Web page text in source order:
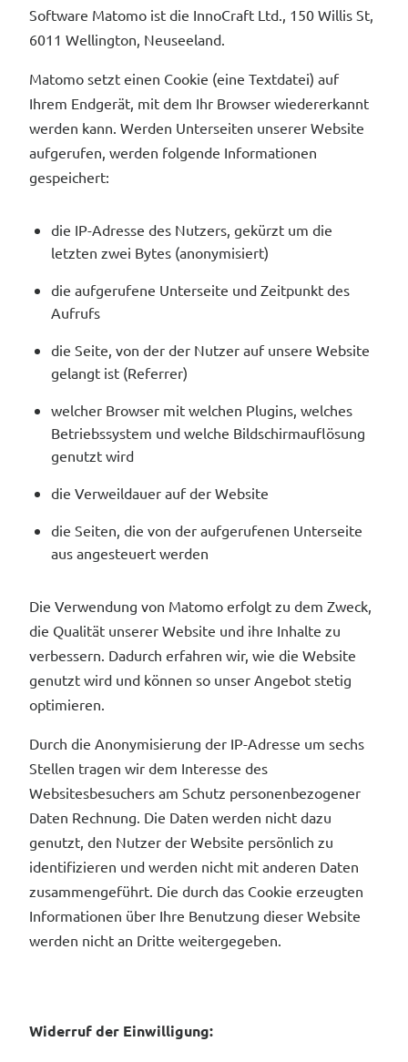
Software Matomo ist die InnoCraft Ltd., 150 Willis St,
6011 Wellington, Neuseeland.
Matomo setzt einen Cookie (eine Textdatei) auf
Ihrem Endgerät, mit dem Ihr Browser wiedererkannt
werden kann. Werden Unterseiten unserer Website
aufgerufen, werden folgende Informationen
gespeichert:
die IP-Adresse des Nutzers, gekürzt um die
letzten zwei Bytes (anonymisiert)
die aufgerufene Unterseite und Zeitpunkt des
Aufrufs
die Seite, von der der Nutzer auf unsere Website
gelangt ist (Referrer)
welcher Browser mit welchen Plugins, welches
Betriebssystem und welche Bildschirmauflösung
genutzt wird
die Verweildauer auf der Website
die Seiten, die von der aufgerufenen Unterseite
aus angesteuert werden
Die Verwendung von Matomo erfolgt zu dem Zweck,
die Qualität unserer Website und ihre Inhalte zu
verbessern. Dadurch erfahren wir, wie die Website
genutzt wird und können so unser Angebot stetig
optimieren.
Durch die Anonymisierung der IP-Adresse um sechs
Stellen tragen wir dem Interesse des
Websitesbesuchers am Schutz personenbezogener
Daten Rechnung. Die Daten werden nicht dazu
genutzt, den Nutzer der Website persönlich zu
identifizieren und werden nicht mit anderen Daten
zusammengeführt. Die durch das Cookie erzeugten
Informationen über Ihre Benutzung dieser Website
werden nicht an Dritte weitergegeben.
Widerruf der Einwilligung: